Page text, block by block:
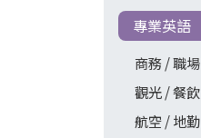
專業英語
商務 / 職場
觀光 / 餐飲
航空 / 地勤